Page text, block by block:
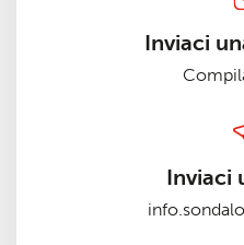
Inviaci
Inviaci